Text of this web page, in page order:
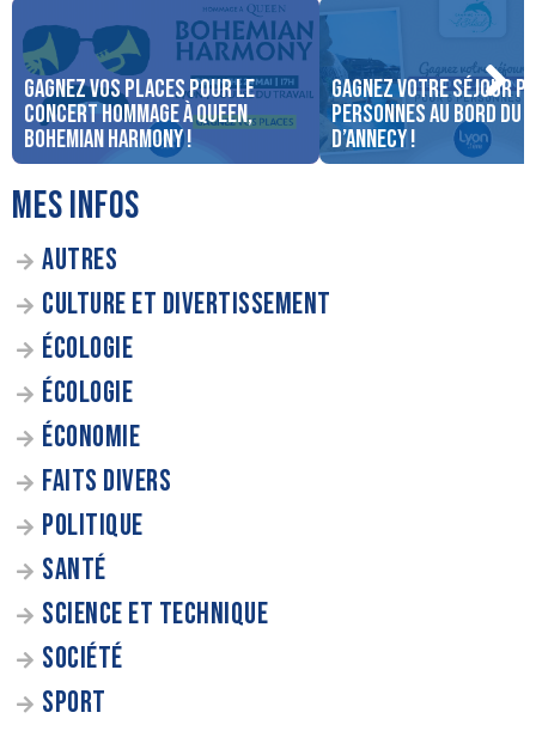
Gagnez vos places pour le
concert Hommage à Queen,
Bohemian Harmony !
Gagnez votre séjour
personnes au bord du
d’Annecy !
MES INFOS
AUTRES
CULTURE ET DIVERTISSEMENT
ÉCOLOGIE
ÉCOLOGIE
ÉCONOMIE
FAITS DIVERS
POLITIQUE
SANTÉ
SCIENCE ET TECHNIQUE
SOCIÉTÉ
SPORT